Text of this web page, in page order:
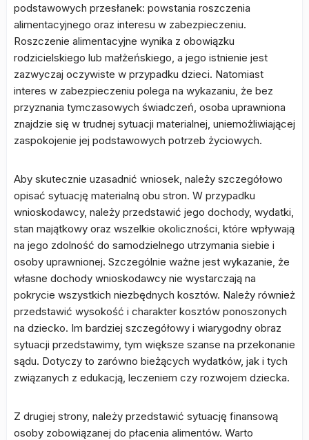
podstawowych przesłanek: powstania roszczenia
alimentacyjnego oraz interesu w zabezpieczeniu.
Roszczenie alimentacyjne wynika z obowiązku
rodzicielskiego lub małżeńskiego, a jego istnienie jest
zazwyczaj oczywiste w przypadku dzieci. Natomiast
interes w zabezpieczeniu polega na wykazaniu, że bez
przyznania tymczasowych świadczeń, osoba uprawniona
znajdzie się w trudnej sytuacji materialnej, uniemożliwiającej
zaspokojenie jej podstawowych potrzeb życiowych.
Aby skutecznie uzasadnić wniosek, należy szczegółowo
opisać sytuację materialną obu stron. W przypadku
wnioskodawcy, należy przedstawić jego dochody, wydatki,
stan majątkowy oraz wszelkie okoliczności, które wpływają
na jego zdolność do samodzielnego utrzymania siebie i
osoby uprawnionej. Szczególnie ważne jest wykazanie, że
własne dochody wnioskodawcy nie wystarczają na
pokrycie wszystkich niezbędnych kosztów. Należy również
przedstawić wysokość i charakter kosztów ponoszonych
na dziecko. Im bardziej szczegółowy i wiarygodny obraz
sytuacji przedstawimy, tym większe szanse na przekonanie
sądu. Dotyczy to zarówno bieżących wydatków, jak i tych
związanych z edukacją, leczeniem czy rozwojem dziecka.
Z drugiej strony, należy przedstawić sytuację finansową
osoby zobowiązanej do płacenia alimentów. Warto